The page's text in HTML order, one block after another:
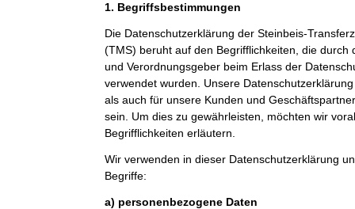
1. Begriffsbestimmungen
Die Datenschutzerklärung der Steinbeis-
(TMS) beruht auf den Begrifflichkeiten, die durch
und Verordnungsgeber beim Erlass der
verwendet wurden. Unsere
als auch für unsere Kunden und
sein. Um dies zu gewährleisten, möchten wir
Begrifflichkeiten erläutern.
Wir verwenden in dieser Datenschutzerklärung
Begriffe:
a) personenbezogene Daten